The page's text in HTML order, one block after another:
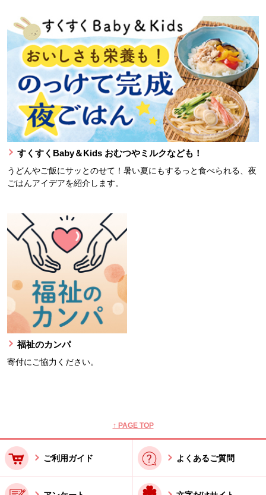
すくすくBaby＆Kids おむつやミルクなども！
うどんやご飯にサッとのせて！暑い夏にもするっと食べられる、夜
ごはんアイデアを紹介します。
福祉のカンパ
寄付にご協力ください。
↑ PAGE TOP
ご利用ガイド よくあるご質問